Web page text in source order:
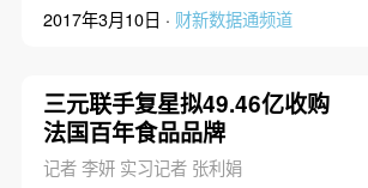
2017年3月10日 · 财新数据通频道
三元联手复星拟49.46亿收购
法国百年食品品牌
记者 李妍 实习记者 张利娟